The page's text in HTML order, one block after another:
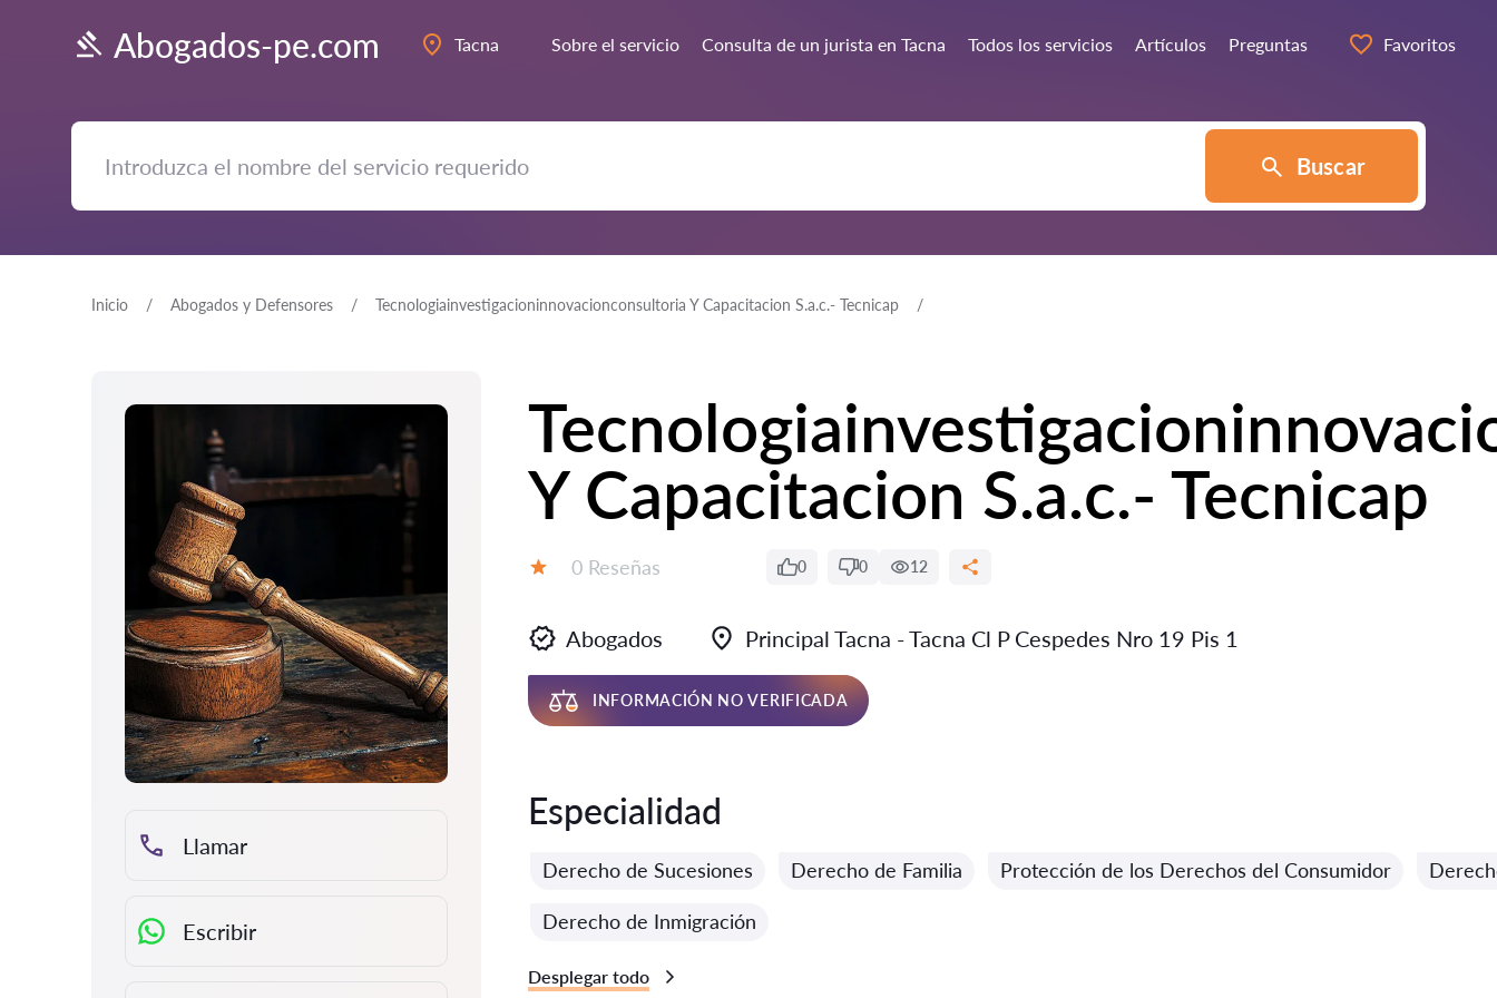
Abogados-pe.com Tacna Sobre el servicio Consulta de un jurista en Tacna Todos los servicios Artículos Preguntas Favoritos
Buscar
Inicio Abogados y Defensores Tecnologiainvestigacioninnovacionconsultoria Y Capacitacion S.a.c.- Tecnicap
Llamar
Escribir
Y Capacitacion S.a.c.- Tecnicap
Número de reseñas:
0 Reseñas 0 0 12
Abogados Principal Tacna - Tacna Cl P Cespedes Nro 19 Pis 1
INFORMACIÓN NO VERIFICADA
Especialidad
Derecho de Sucesiones Derecho de Familia Protección de los Derechos del Consumidor
Derecho de Inmigración
Desplegar todo